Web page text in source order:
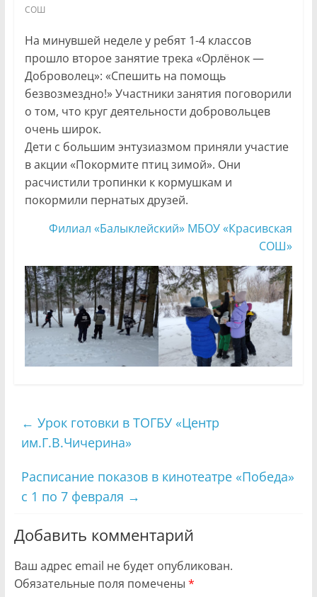
СОШ
На минувшей неделе у ребят 1-4 классов
прошло второе занятие трека «Орлёнок —
Доброволец»: «Спешить на помощь
безвозмездно!» Участники занятия поговорили
о том, что круг деятельности добровольцев
очень широк.
Дети с большим энтузиазмом приняли участие
в акции «Покормите птиц зимой». Они
расчистили тропинки к кормушкам и
покормили пернатых друзей.
Филиал «Балыклейский» МБОУ «Красивская
СОШ»
← Урок готовки в ТОГБУ «Центр
им.Г.В.Чичерина»
Расписание показов в кинотеатре «Победа»
с 1 по 7 февраля →
Добавить комментарий
Ваш адрес email не будет опубликован.
Обязательные поля помечены *